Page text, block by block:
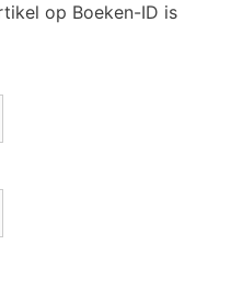
op Boeken-ID is